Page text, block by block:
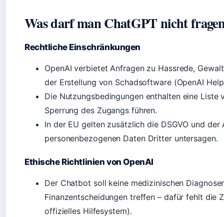
Was darf man ChatGPT nicht
Rechtliche Einschränkungen
OpenAI verbietet Anfragen zu Hassrede,
der Erstellung von Schadsoftware (OpenAI
Die Nutzungsbedingungen enthalten eine
Sperrung des Zugangs führen.
In der EU gelten zusätzlich die DSGVO und
personenbezogenen Daten Dritter untersagen.
Ethische Richtlinien von OpenAI
Der Chatbot soll keine medizinischen
Finanzentscheidungen treffen – dafür fehlt die
offizielles Hilfesystem).